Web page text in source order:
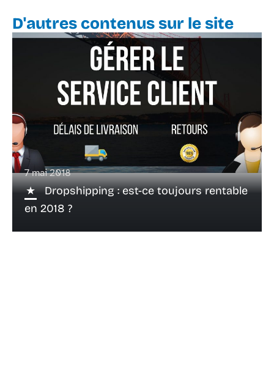
D'autres contenus sur le site
7 mai 2018
Dropshipping : est-ce toujours rentable
en 2018 ?